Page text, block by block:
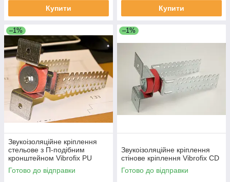
Купити Купити
–1%
Звукоізоляційне кріплення
стельове з П-подібним
кронштейном Vibrofix PU
Готово до відправки
–1%
Звукоізоляційне кріплення
стінове кріплення Vibrofix CD
Готово до відправки